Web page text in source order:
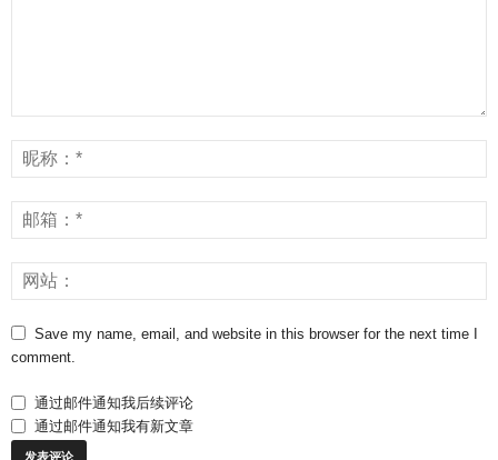
Save my name, email, and website in this browser for the next time I
comment.
通过邮件通知我后续评论
通过邮件通知我有新文章